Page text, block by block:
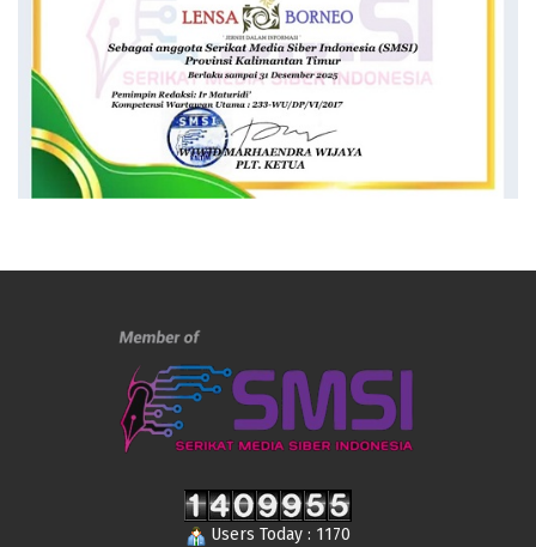
Users Today : 1170